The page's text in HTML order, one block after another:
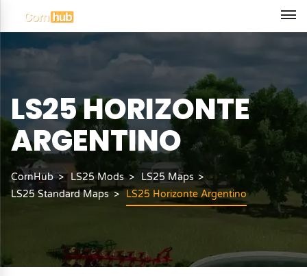
LS25 HORIZONTE
ARGENTINO
CornHub LS25 Mods
LS25 Maps
LS25 Standard Maps
LS25 Horizonte Argentino